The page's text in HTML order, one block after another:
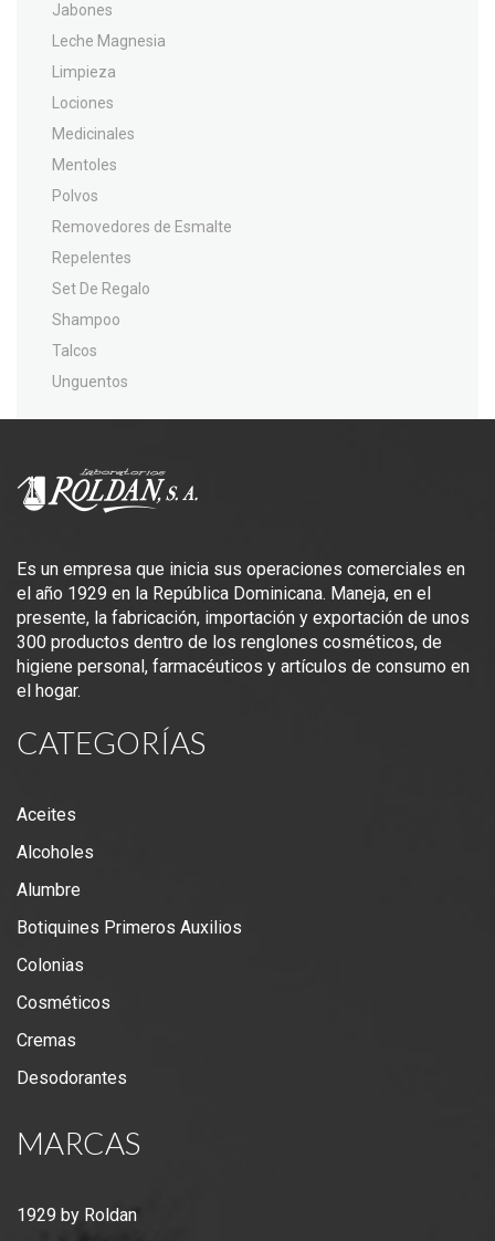
Jabones
Leche Magnesia
Limpieza
Lociones
Medicinales
Mentoles
Polvos
Removedores de Esmalte
Repelentes
Set De Regalo
Shampoo
Talcos
Unguentos
Es un empresa que inicia sus operaciones comerciales en
el año 1929 en la República Dominicana. Maneja, en el
presente, la fabricación, importación y exportación de unos
300 productos dentro de los renglones cosméticos, de
higiene personal, farmacéuticos y artículos de consumo en
el hogar.
CATEGORÍAS
Aceites
Alcoholes
Alumbre
Botiquines Primeros Auxilios
Colonias
Cosméticos
Cremas
Desodorantes
MARCAS
1929 by Roldan